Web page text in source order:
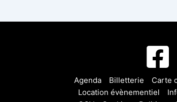
Agenda Billetterie
Carte
Location évènementiel